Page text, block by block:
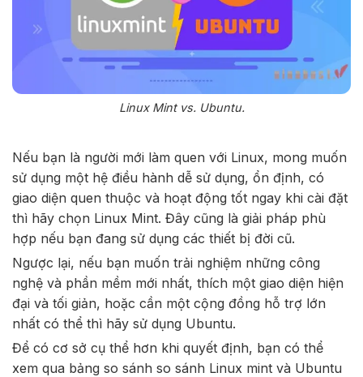
Linux Mint vs. Ubuntu.
Nếu bạn là người mới làm quen với Linux, mong muốn
sử dụng một hệ điều hành dễ sử dụng, ổn định, có
giao diện quen thuộc và hoạt động tốt ngay khi cài đặt
thì hãy chọn Linux Mint. Đây cũng là giải pháp phù
hợp nếu bạn đang sử dụng các thiết bị đời cũ.
Ngược lại, nếu bạn muốn trải nghiệm những công
nghệ và phần mềm mới nhất, thích một giao diện hiện
đại và tối giản, hoặc cần một cộng đồng hỗ trợ lớn
nhất có thể thì hãy sử dụng Ubuntu.
Để có cơ sở cụ thể hơn khi quyết định, bạn có thể
xem qua bảng so sánh so sánh Linux mint và Ubuntu